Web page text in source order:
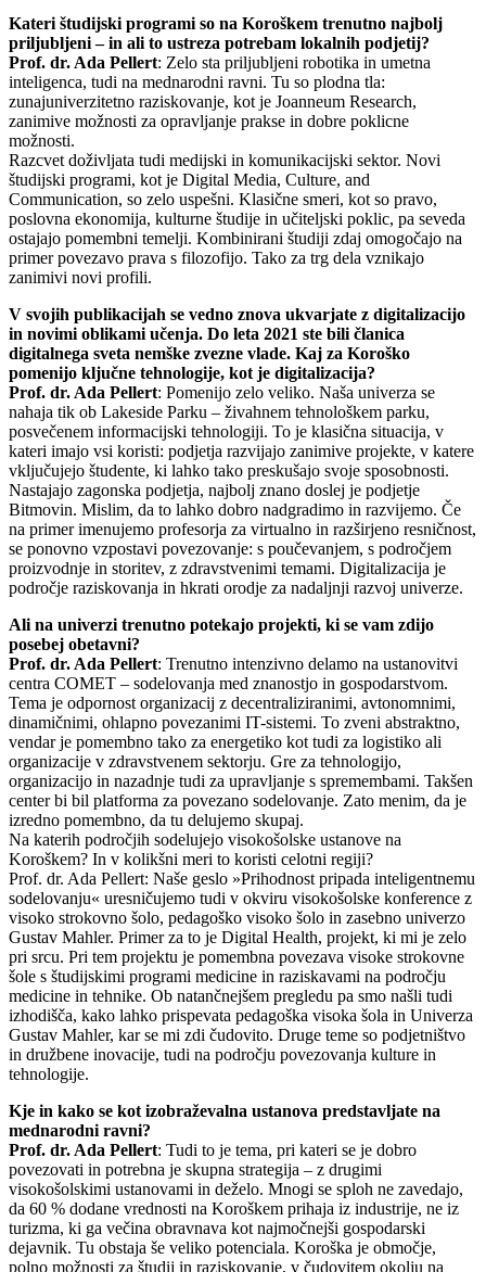
Kateri študijski programi so na Koroškem trenutno najbolj
priljubljeni – in ali to ustreza potrebam lokalnih podjetij?
Prof. dr. Ada Pellert: Zelo sta priljubljeni robotika in umetna
inteligenca, tudi na mednarodni ravni. Tu so plodna tla:
zunajuniverzitetno raziskovanje, kot je Joanneum Research,
zanimive možnosti za opravljanje prakse in dobre poklicne
možnosti.
Razcvet doživljata tudi medijski in komunikacijski sektor. Novi
študijski programi, kot je Digital Media, Culture, and
Communication, so zelo uspešni. Klasične smeri, kot so pravo,
poslovna ekonomija, kulturne študije in učiteljski poklic, pa seveda
ostajajo pomembni temelji. Kombinirani študiji zdaj omogočajo na
primer povezavo prava s filozofijo. Tako za trg dela vznikajo
zanimivi novi profili.
V svojih publikacijah se vedno znova ukvarjate z digitalizacijo
in novimi oblikami učenja. Do leta 2021 ste bili članica
digitalnega sveta nemške zvezne vlade. Kaj za Koroško
pomenijo ključne tehnologije, kot je digitalizacija?
Prof. dr. Ada Pellert: Pomenijo zelo veliko. Naša univerza se
nahaja tik ob Lakeside Parku – živahnem tehnološkem parku,
posvečenem informacijski tehnologiji. To je klasična situacija, v
kateri imajo vsi koristi: podjetja razvijajo zanimive projekte, v katere
vključujejo študente, ki lahko tako preskušajo svoje sposobnosti.
Nastajajo zagonska podjetja, najbolj znano doslej je podjetje
Bitmovin. Mislim, da to lahko dobro nadgradimo in razvijemo. Če
na primer imenujemo profesorja za virtualno in razširjeno resničnost,
se ponovno vzpostavi povezovanje: s poučevanjem, s področjem
proizvodnje in storitev, z zdravstvenimi temami. Digitalizacija je
področje raziskovanja in hkrati orodje za nadaljnji razvoj univerze.
Ali na univerzi trenutno potekajo projekti, ki se vam zdijo
posebej obetavni?
Prof. dr. Ada Pellert: Trenutno intenzivno delamo na ustanovitvi
centra COMET – sodelovanja med znanostjo in gospodarstvom.
Tema je odpornost organizacij z decentraliziranimi, avtonomnimi,
dinamičnimi, ohlapno povezanimi IT-sistemi. To zveni abstraktno,
vendar je pomembno tako za energetiko kot tudi za logistiko ali
organizacije v zdravstvenem sektorju. Gre za tehnologijo,
organizacijo in nazadnje tudi za upravljanje s spremembami. Takšen
center bi bil platforma za povezano sodelovanje. Zato menim, da je
izredno pomembno, da tu delujemo skupaj.
Na katerih področjih sodelujejo visokošolske ustanove na
Koroškem? In v kolikšni meri to koristi celotni regiji?
Prof. dr. Ada Pellert: Naše geslo »Prihodnost pripada inteligentnemu
sodelovanju« uresničujemo tudi v okviru visokošolske konference z
visoko strokovno šolo, pedagoško visoko šolo in zasebno univerzo
Gustav Mahler. Primer za to je Digital Health, projekt, ki mi je zelo
pri srcu. Pri tem projektu je pomembna povezava visoke strokovne
šole s študijskimi programi medicine in raziskavami na področju
medicine in tehnike. Ob natančnejšem pregledu pa smo našli tudi
izhodišča, kako lahko prispevata pedagoška visoka šola in Univerza
Gustav Mahler, kar se mi zdi čudovito. Druge teme so podjetništvo
in družbene inovacije, tudi na področju povezovanja kulture in
tehnologije.
Kje in kako se kot izobraževalna ustanova predstavljate na
mednarodni ravni?
Prof. dr. Ada Pellert: Tudi to je tema, pri kateri se je dobro
povezovati in potrebna je skupna strategija – z drugimi
visokošolskimi ustanovami in deželo. Mnogi se sploh ne zavedajo,
da 60 % dodane vrednosti na Koroškem prihaja iz industrije, ne iz
turizma, ki ga večina obravnava kot najmočnejši gospodarski
dejavnik. Tu obstaja še veliko potenciala. Koroška je območje,
polno možnosti za študij in raziskovanje, v čudovitem okolju na